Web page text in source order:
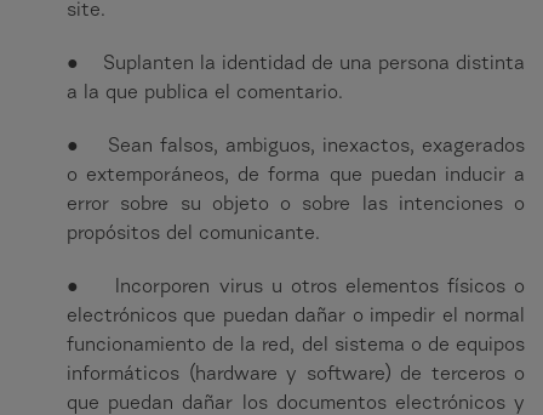
site.
● Suplanten la identidad de una persona distinta
a la que publica el comentario.
● Sean falsos, ambiguos, inexactos, exagerados
o extemporáneos, de forma que puedan inducir a
error sobre su objeto o sobre las intenciones o
propósitos del comunicante.
● Incorporen virus u otros elementos físicos o
electrónicos que puedan dañar o impedir el normal
funcionamiento de la red, del sistema o de equipos
informáticos (hardware y software) de terceros o
que puedan dañar los documentos electrónicos y